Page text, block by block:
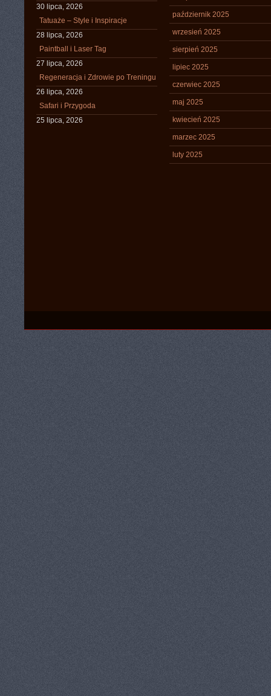
30 lipca, 2026
Tatuaże – Style i Inspiracje
28 lipca, 2026
Paintball i Laser Tag
27 lipca, 2026
Regeneracja i Zdrowie po Treningu
26 lipca, 2026
Safari i Przygoda
25 lipca, 2026
październik 2025
wrzesień 2025
sierpień 2025
lipiec 2025
czerwiec 2025
maj 2025
kwiecień 2025
marzec 2025
luty 2025